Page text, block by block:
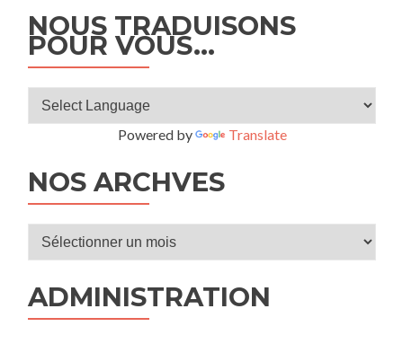
NOUS TRADUISONS
POUR VOUS…
Powered by Translate
NOS ARCHVES
Nos
ADMINISTRATION